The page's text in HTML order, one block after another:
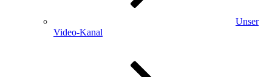
Unser
Video-Kanal